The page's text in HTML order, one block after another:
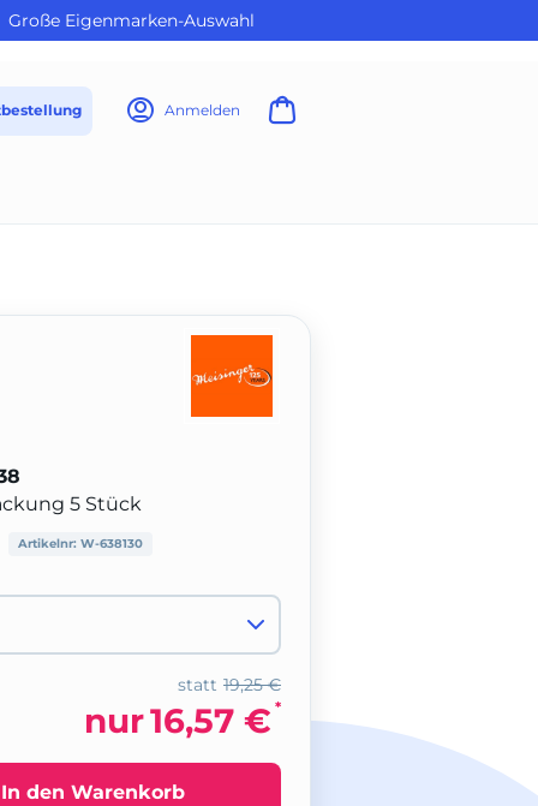
Große Eigenmarken-Auswahl
Anmelden
5 Stück
Artikelnr: W-638130
19,25 €
statt
nur16,57 € *
In den Warenkorb